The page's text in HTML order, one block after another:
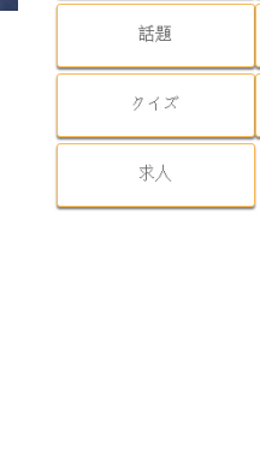
話題
クイズ
求人